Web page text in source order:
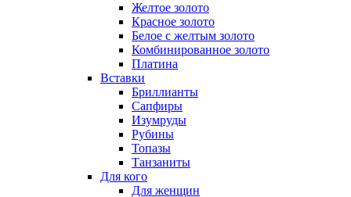
Желтое золото
Красное золото
Белое с желтым золото
Комбинированное золото
Платина
Вставки
Бриллианты
Сапфиры
Изумруды
Рубины
Топазы
Танзаниты
Для кого
Для женщин